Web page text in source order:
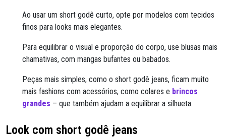
Ao usar um short godê curto, opte por modelos com tecidos
finos para looks mais elegantes.
Para equilibrar o visual e proporção do corpo, use blusas mais
chamativas, com mangas bufantes ou babados.
Peças mais simples, como o short godê jeans, ficam muito
mais fashions com acessórios, como colares e brincos
grandes – que também ajudam a equilibrar a silhueta.
Look com short godê jeans